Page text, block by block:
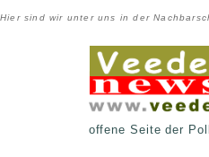
Hier sind wir unter uns in der
offene Seite der